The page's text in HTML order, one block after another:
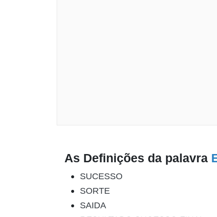
As Definições da palavra
SUCESSO
SORTE
SAIDA